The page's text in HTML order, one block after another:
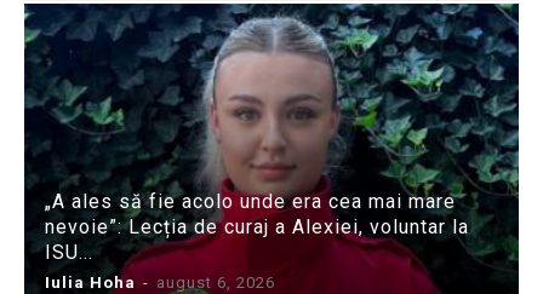
„A ales să fie acolo unde era cea mai mare
nevoie”: Lecția de curaj a Alexiei, voluntar la
ISU...
Iulia Hoha - august 6, 2026